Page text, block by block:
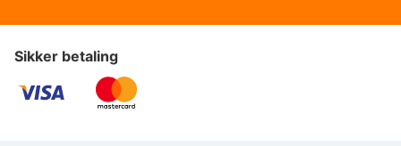
Sikker betaling